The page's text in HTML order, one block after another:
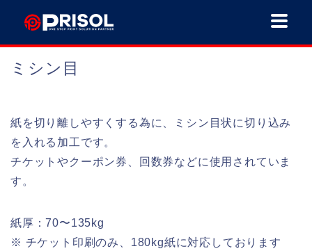
ミシン目
紙を切り離しやすくする為に、ミシン目状に切り込み
を入れる加工です。
チケットやクーポン券、回数券などに使用されていま
す。
紙厚：70〜135kg
※ チケット印刷のみ、180kg紙に対応しております